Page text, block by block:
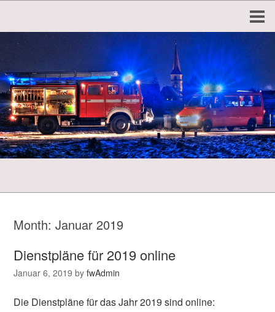
Month:Januar 2019
Dienstpläne für 2019 online
Januar 6, 2019 byfwAdmin
Die Dienstpläne für das Jahr 2019 sind online: